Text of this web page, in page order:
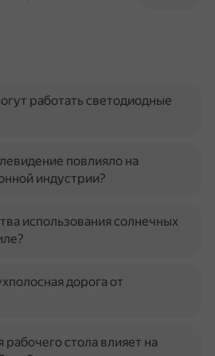
работать светодиодные
повлияло на
индустрии?
использования солнечных
дорога от
рабочего стола влияет на